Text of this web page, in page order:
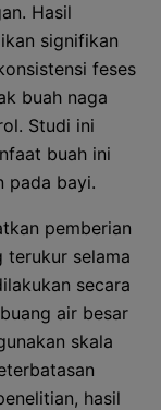
Hasil
signifikan
feses
buah naga
Studi ini
buah ini
pada bayi.
pemberian
terukur selama
secara
air besar
skala
hasil